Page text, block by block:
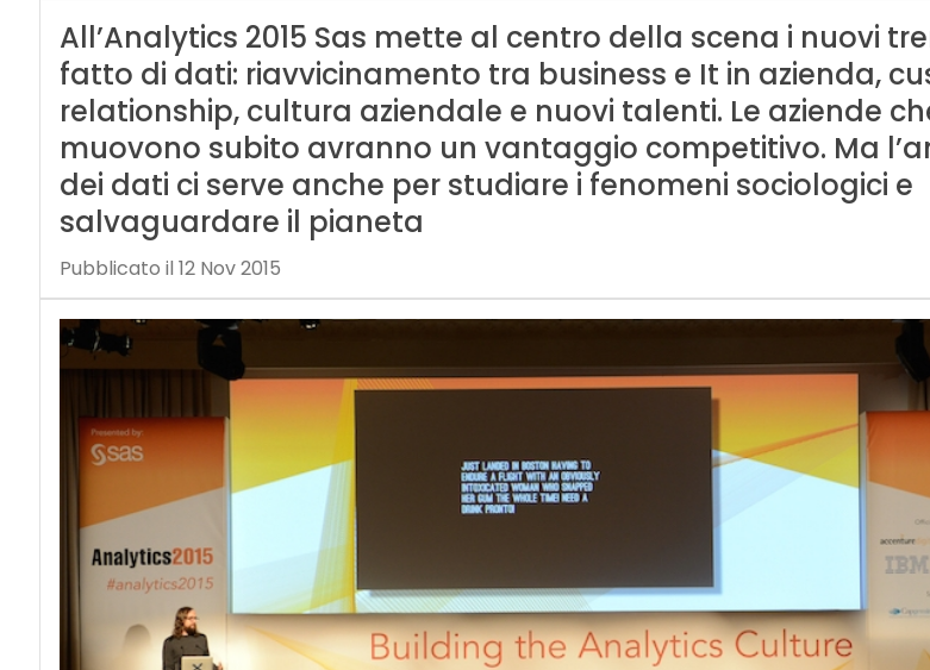
All’Analytics 2015 Sas mette al centro della scena i nuovi
fatto di dati: riavvicinamento tra business e It in azienda,
relationship, cultura aziendale e nuovi talenti. Le aziende
muovono subito avranno un vantaggio competitivo. Ma
dei dati ci serve anche per studiare i fenomeni sociologici e
salvaguardare il pianeta
Pubblicato il 12 Nov 2015